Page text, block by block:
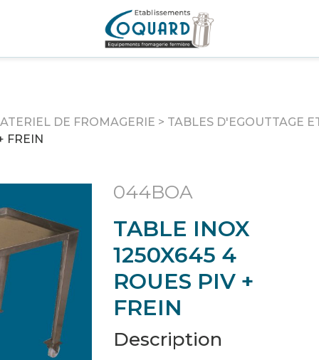
DE FROMAGERIE > TABLES D'EGOUTTAGE
FREIN
044BOA
TABLE INOX
1250X645 4
ROUES PIV +
FREIN
Description